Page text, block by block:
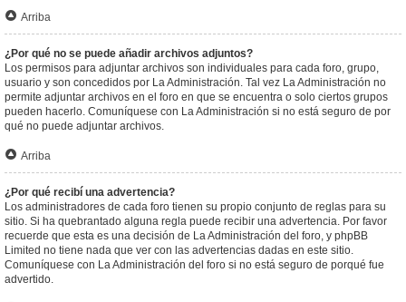
Arriba
¿Por qué no se puede añadir archivos adjuntos?
Los permisos para adjuntar archivos son individuales para cada foro, grupo,
usuario y son concedidos por La Administración. Tal vez La Administración no
permite adjuntar archivos en el foro en que se encuentra o solo ciertos grupos
pueden hacerlo. Comuníquese con La Administración si no está seguro de por
qué no puede adjuntar archivos.
Arriba
¿Por qué recibí una advertencia?
Los administradores de cada foro tienen su propio conjunto de reglas para su
sitio. Si ha quebrantado alguna regla puede recibir una advertencia. Por favor
recuerde que esta es una decisión de La Administración del foro, y phpBB
Limited no tiene nada que ver con las advertencias dadas en este sitio.
Comuníquese con La Administración del foro si no está seguro de porqué fue
advertido.